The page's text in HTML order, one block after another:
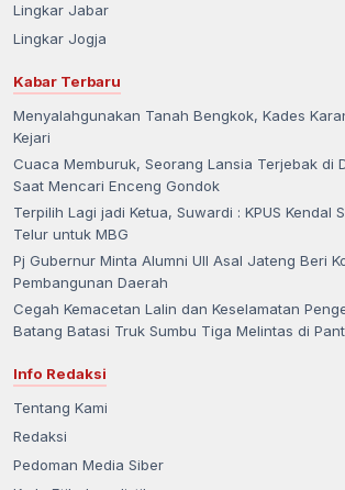
Lingkar Jabar
Lingkar Jogja
Kabar Terbaru
Menyalahgunakan Tanah Bengkok, Kades
Kejari
Cuaca Memburuk, Seorang Lansia Terjebak di
Saat Mencari Enceng Gondok
Terpilih Lagi jadi Ketua, Suwardi : KPUS Kendal
Telur untuk MBG
Pj Gubernur Minta Alumni UII Asal Jateng Beri
Pembangunan Daerah
Cegah Kemacetan Lalin dan Keselamatan
Batang Batasi Truk Sumbu Tiga Melintas di
Info Redaksi
Tentang Kami
Redaksi
Pedoman Media Siber